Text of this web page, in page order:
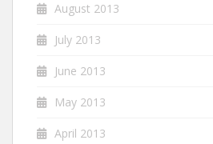
August 2013
July 2013
June 2013
May 2013
April 2013